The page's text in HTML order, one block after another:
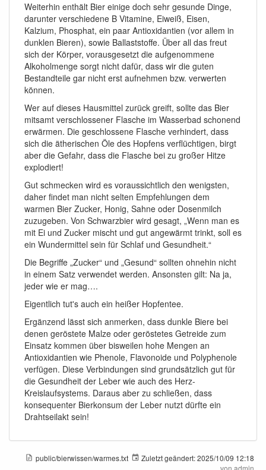
Weiterhin enthält Bier einige doch sehr gesunde Dinge,
darunter verschiedene B Vitamine, Eiweiß, Eisen,
Kalzium, Phosphat, ein paar Antioxidantien (vor allem in
dunklen Bieren), sowie Ballaststoffe. Über all das freut
sich der Körper, vorausgesetzt die aufgenommene
Alkoholmenge sorgt nicht dafür, dass wir die guten
Bestandteile gar nicht erst aufnehmen bzw. verwerten
können.
Wer auf dieses Hausmittel zurück greift, sollte das Bier
mitsamt verschlossener Flasche im Wasserbad schonend
erwärmen. Die geschlossene Flasche verhindert, dass
sich die ätherischen Öle des Hopfens verflüchtigen, birgt
aber die Gefahr, dass die Flasche bei zu großer Hitze
explodiert!
Gut schmecken wird es voraussichtlich den wenigsten,
daher findet man nicht selten Empfehlungen dem
warmen Bier Zucker, Honig, Sahne oder Dosenmilch
zuzugeben. Von Schwarzbier wird gesagt, „Wenn man es
mit Ei und Zucker mischt und gut angewärmt trinkt, soll es
ein Wundermittel sein für Schlaf und Gesundheit.“
Die Begriffe „Zucker“ und „Gesund“ sollten ohnehin nicht
in einem Satz verwendet werden. Ansonsten gilt: Na ja,
jeder wie er mag….
Eigentlich tut's auch ein heißer Hopfentee.
Ergänzend lässt sich anmerken, dass dunkle Biere bei
denen geröstete Malze oder geröstetes Getreide zum
Einsatz kommen über bisweilen hohe Mengen an
Antioxidantien wie Phenole, Flavonoide und Polyphenole
verfügen. Diese Verbindungen sind grundsätzlich gut für
die Gesundheit der Leber wie auch des Herz-
Kreislaufsystems. Daraus aber zu schließen, dass
konsequenter Bierkonsum der Leber nutzt dürfte ein
Drahtseilakt sein!
public/bierwissen/warmes.txt Zuletzt geändert:2025/10/09 12:18